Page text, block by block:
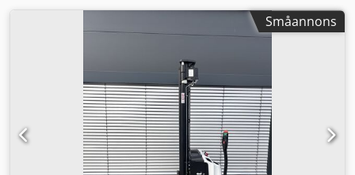
Småannons